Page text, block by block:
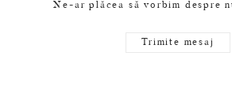
Ne-ar plăcea să vorbim despre
Trimite mesaj